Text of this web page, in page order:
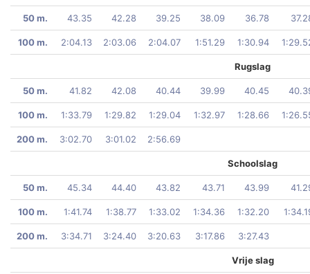
50 m. 43.35 42.28 39.25 38.09 36.78
100 m. 2:04.13 2:03.06 2:04.07 1:51.29 1:30.94
Rugslag
50 m. 41.82 42.08 40.44 39.99 40.45
100 m. 1:33.79 1:29.82 1:29.04 1:32.97 1:28.66
200 m. 3:02.70 3:01.02 2:56.69
Schoolslag
50 m. 45.34 44.40 43.82 43.71 43.99
100 m. 1:41.74 1:38.77 1:33.02 1:34.36 1:32.20
200 m. 3:34.71 3:24.40 3:20.63 3:17.86 3:27.43
Vrije slag